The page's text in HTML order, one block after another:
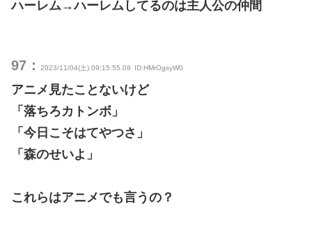
ハーレム→ハーレムしてるのは主人公の仲間
97： 2023/11/04(土) 09:15:55.08 ID:HMrOgsyW0
アニメ見たことないけど
「落ちろカトンボ」
「今日こそはてやつさ」
「森のせいよ」
これらはアニメでも言うの？